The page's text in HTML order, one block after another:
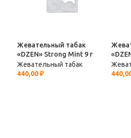
Жевательный табак
«DZEN» Strong Mint 9 г
Жевательный табак
440,00₽